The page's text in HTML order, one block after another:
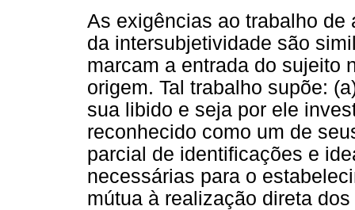
As exigências ao trabalho
da intersubjetividade são
marcam a entrada do sujeito
origem. Tal trabalho supõe:
sua libido e seja por ele
reconhecido como um de
parcial de identificações e
necessárias para o
mútua à realização direta